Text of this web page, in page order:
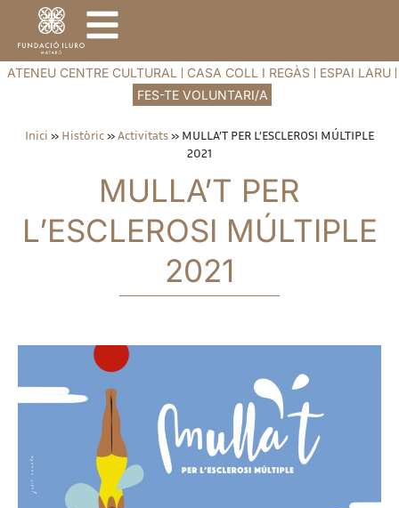
ATENEU CENTRE CULTURAL CASA COLL I REGÀS
ESPAI LARU
FES-TE VOLUNTARI/A
Inici » Històric»Activitats» MULLA’T PER L’ESCLEROSI MÚLTIPLE
2021
MULLA’T PER
L’ESCLEROSI MÚLTIPLE
2021